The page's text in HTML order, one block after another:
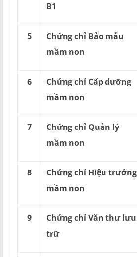
B1
5
Chứng chỉ Bảo mẫu
mầm non
6
Chứng chỉ Cấp dưỡng
mầm non
7
Chứng chỉ Quản lý
mầm non
8
Chứng chỉ Hiệu trưởng
mầm non
9
Chứng chỉ Văn thư lưu
trữ